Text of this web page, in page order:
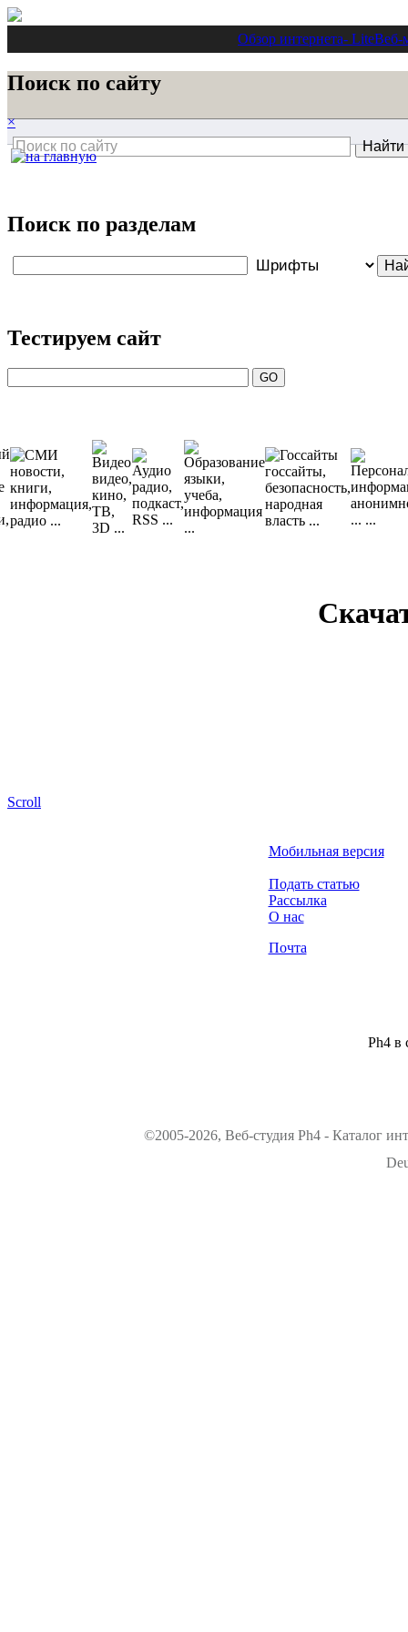
Обзор интернета- LiteВеб-
Поиск по сайту
×
Поиск по разделам
Тестируем сайт
Scroll
Мобильная версия
Подать статью
Рассылка
О нас
Почта
Ph4 в
©2005-2026, Веб-студия Ph4 - Каталог